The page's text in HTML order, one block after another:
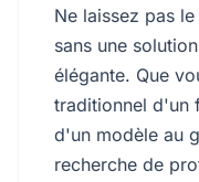
Ne laissez pas
sans une
élégante. Que
traditionnel d'un
d'un modèle au
recherche de